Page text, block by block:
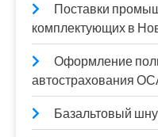
Поставки
комплектующих в
Оформление
автострахования
Базальтовый